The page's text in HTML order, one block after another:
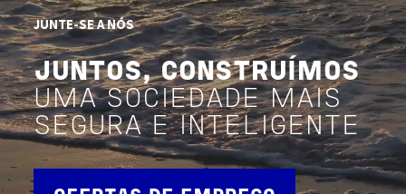
JUNTE-SE A NÓS
JUNTOS, CONSTRUÍMOS
UMA SOCIEDADE MAIS
SEGURA E INTELIGENTE